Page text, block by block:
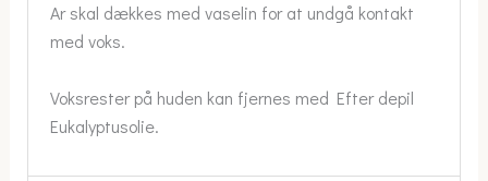
Ar skal dækkes med vaselin for at undgå kontakt
med voks.
Voksrester på huden kan fjernes med Efter depil
Eukalyptusolie.